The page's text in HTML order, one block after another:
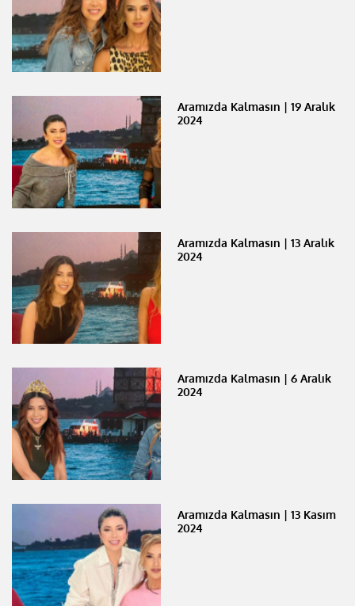
Aramızda Kalmasın | 19 Aralık
2024
Aramızda Kalmasın | 13 Aralık
2024
Aramızda Kalmasın | 6 Aralık
2024
Aramızda Kalmasın | 13 Kasım
2024